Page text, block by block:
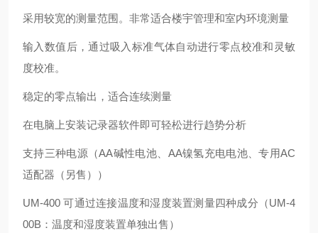
采用较宽的测量范围。非常适合楼宇管理和室内环境测量
输入数值后，通过吸入标准气体自动进行零点校准和灵敏
度校准。
稳定的零点输出，适合连续测量
在电脑上安装记录器软件即可轻松进行趋势分析
支持三种电源（AA碱性电池、AA镍氢充电电池、专用AC
适配器（另售））
UM-400 可通过连接温度和湿度装置测量四种成分（UM-4
00B：温度和湿度装置单独出售）